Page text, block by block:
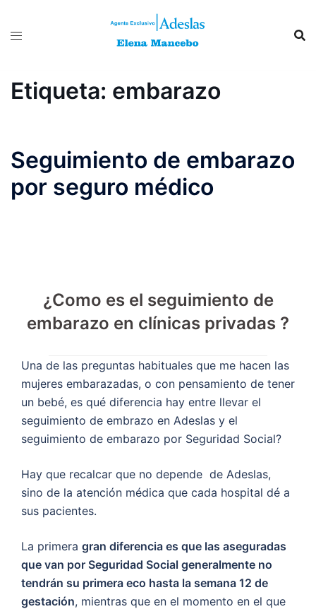
Etiqueta: embarazo
Seguimiento de embarazo
por seguro médico
¿Como es el seguimiento de
embarazo en clínicas privadas ?
Una de las preguntas habituales que me hacen las
mujeres embarazadas, o con pensamiento de tener
un bebé, es qué diferencia hay entre llevar el
seguimiento de embrazo en Adeslas y el
seguimiento de embarazo por Seguridad Social?
Hay que recalcar que no depende de Adeslas,
sino de la atención médica que cada hospital dé a
sus pacientes.
La primera gran diferencia es que las aseguradas
que van por Seguridad Social generalmente no
tendrán su primera eco hasta la semana 12 de
gestación, mientras que en el momento en el que